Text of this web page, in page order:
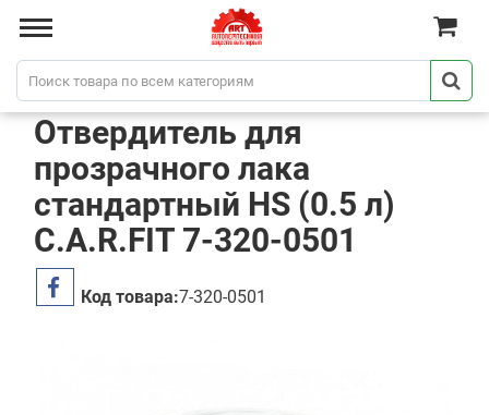
Отвердитель для
прозрачного лака
стандартный HS (0.5 л)
C.A.R.FIT 7-320-0501
Код товара:7-320-0501